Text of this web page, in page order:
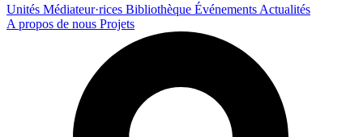
Unités Médiateur·rices Bibliothèque Événements Actualités
A propos de nous Projets